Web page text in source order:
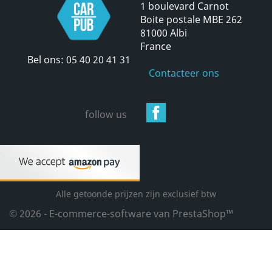
1 boulevard Carnot
Boite postale MBE 262
81000 Albi
France
Bel ons: 05 40 20 41 31
Contacteer ons
follow us
Alle getoonde prijzen zijn exclusief btw
© 2026 - E-commerce-software van PrestaShop™